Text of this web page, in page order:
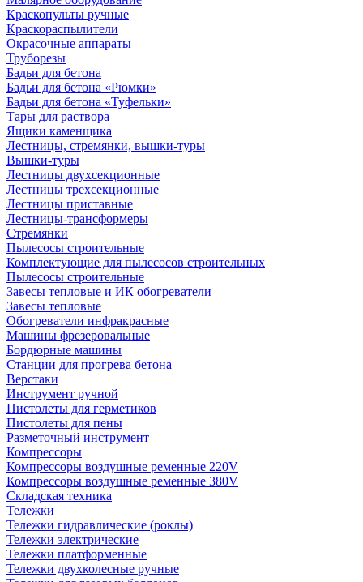
Краскопульты ручные
Краскораспылители
Окрасочные аппараты
Труборезы
Бадьи для бетона
Бадьи для бетона «Рюмки»
Бадьи для бетона «Туфельки»
Тары для раствора
Ящики каменщика
Лестницы, стремянки, вышки-туры
Вышки-туры
Лестницы двухсекционные
Лестницы трехсекционные
Лестницы приставные
Лестницы-трансформеры
Стремянки
Пылесосы строительные
Комплектующие для пылесосов строительных
Пылесосы строительные
Завесы тепловые и ИК обогреватели
Завесы тепловые
Обогреватели инфракрасные
Машины фрезеровальные
Бордюрные машины
Станции для прогрева бетона
Верстаки
Инструмент ручной
Пистолеты для герметиков
Пистолеты для пены
Разметочный инструмент
Компрессоры
Компрессоры воздушные ременные 220V
Компрессоры воздушные ременные 380V
Складская техника
Тележки
Тележки гидравлические (роклы)
Тележки электрические
Тележки платформенные
Тележки двухколесные ручные